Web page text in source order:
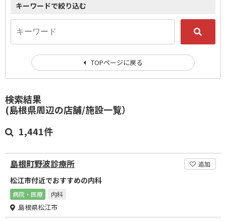
検索結果
(島根県周辺の店舗/施設一覧）
1,441件
島根町野波診療所 追加
松江市付近でおすすめの内科
病院・医療 内科
島根県松江市
キーワードで絞り込む
TOPページに戻る